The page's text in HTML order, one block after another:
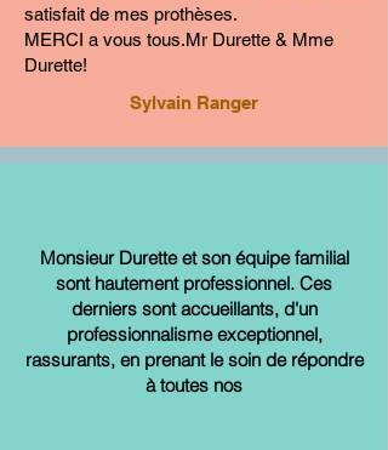
satisfait de mes prothèses.
MERCI a vous tous.Mr Durette & Mme
Durette!
Sylvain Ranger
Monsieur Durette et son équipe familial
sont hautement professionnel. Ces
derniers sont accueillants, d'un
professionnalisme exceptionnel,
rassurants, en prenant le soin de répondre
à toutes nos